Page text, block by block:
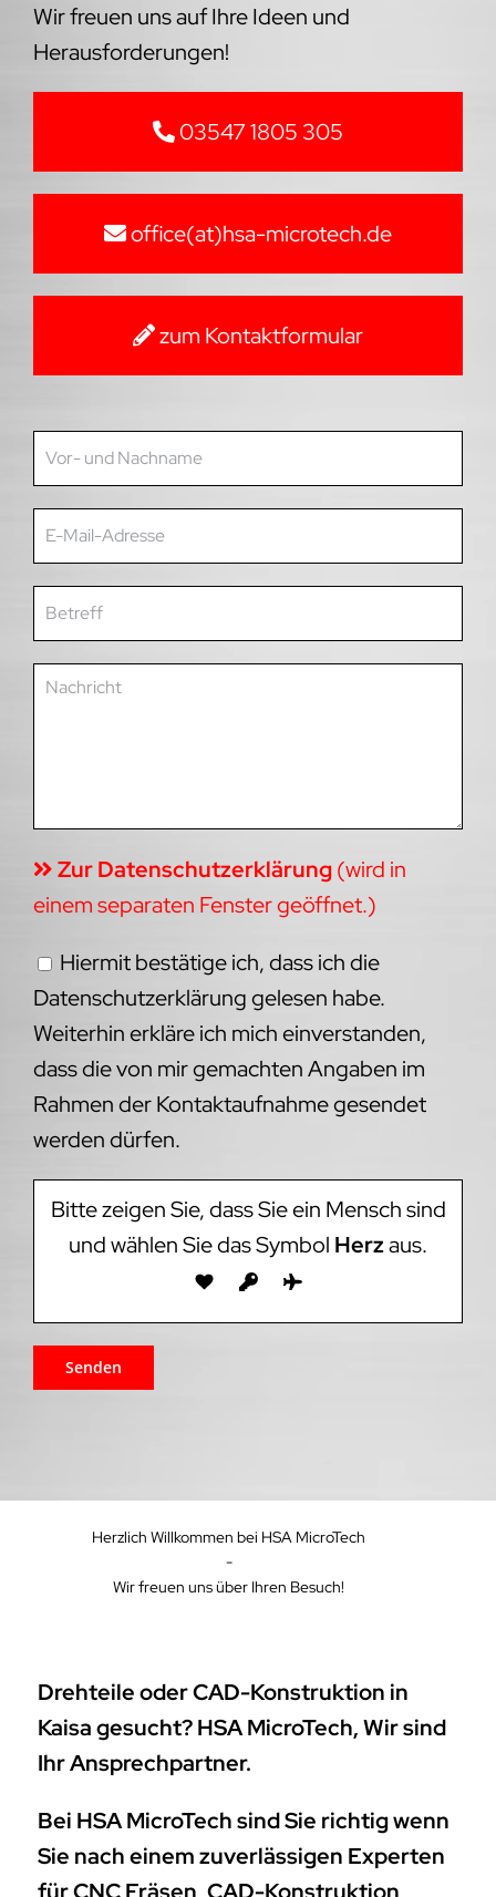
Wir freuen uns auf Ihre Ideen und
Herausforderungen!
03547 1805 305
office(at)hsa-microtech.de
zum Kontaktformular
Zur Datenschutzerklärung(wird in
einem separaten Fenster geöffnet.)
Hiermit bestätige ich, dass ich die
Datenschutzerklärung gelesen habe.
Weiterhin erkläre ich mich einverstanden,
dass die von mir gemachten Angaben im
Rahmen der Kontaktaufnahme gesendet
werden dürfen.
Bitte zeigen Sie, dass Sie ein Mensch sind
und wählen Sie das Symbol Herzaus.
Herzlich Willkommen bei HSA MicroTech
-
Wir freuen uns über Ihren Besuch!
Drehteile oder CAD-Konstruktion in
Kaisa gesucht? HSA MicroTech, Wir sind
Ihr Ansprechpartner.
Bei HSA MicroTech sind Sie richtig wenn
Sie nach einem zuverlässigen Experten